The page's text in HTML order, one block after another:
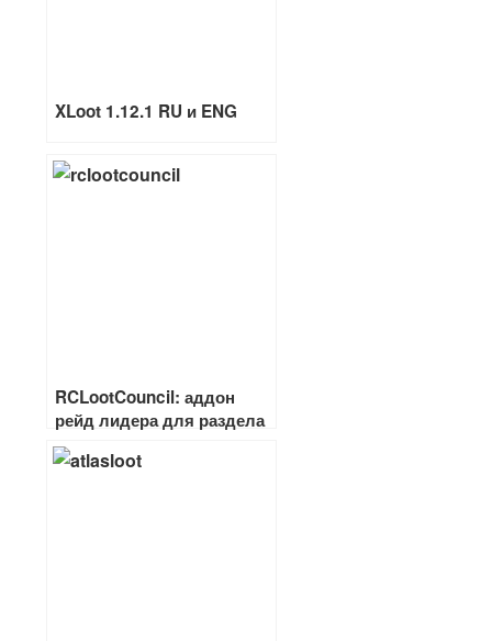
XLoot 1.12.1 RU и ENG
RCLootCouncil: аддон
рейд лидера для раздела
добычи